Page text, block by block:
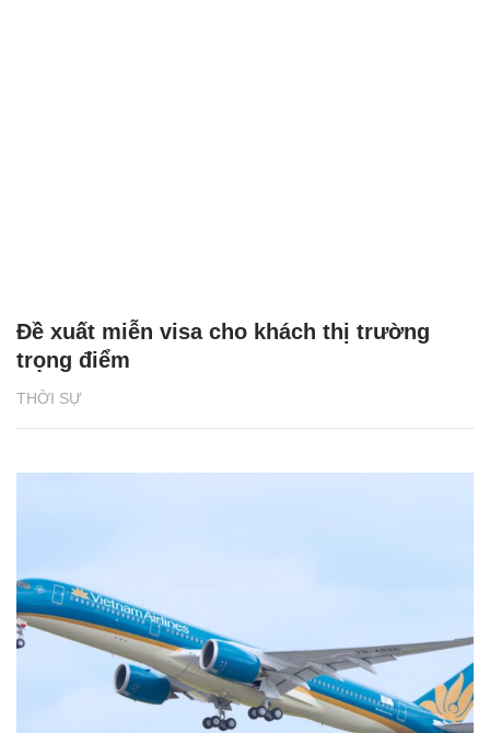
THỜI SỰ
Đề xuất miễn visa cho khách thị trường
trọng điểm